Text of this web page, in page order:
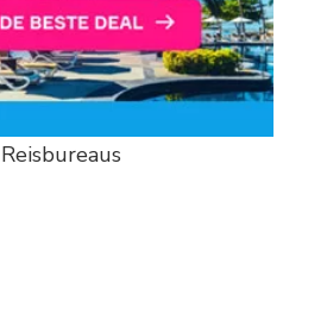
Reisbureaus